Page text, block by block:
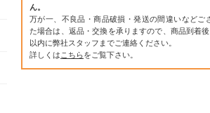
ん。
万が一、不良品・商品破損・発送の間違いなどご
た場合は、返品・交換を承りますので、商品到着
以内に弊社スタッフまでご連絡ください。
詳しくは こちらをご覧下さい。